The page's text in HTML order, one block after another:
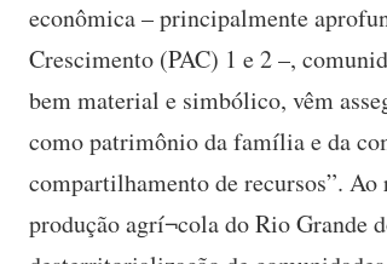
econômica – principalmente
Crescimento (PAC) 1 e 2 –,
bem material e simbólico, vêm
como patrimônio da família e da
compartilhamento de recursos”. Ao
produção agrí¬cola do Rio Grande